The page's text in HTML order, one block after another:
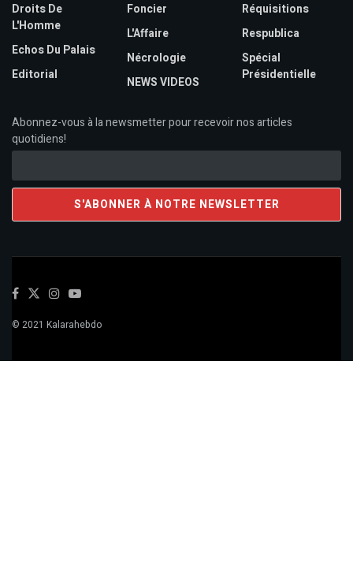
Droits De
L'Homme
Echos Du Palais
Editorial
Foncier
L'Affaire
Nécrologie
NEWS VIDEOS
Réquisitions
Respublica
Spécial
Présidentielle
Abonnez-vous à la newsmetter pour recevoir nos articles
quotidiens!
© 2021 Kalarahebdo